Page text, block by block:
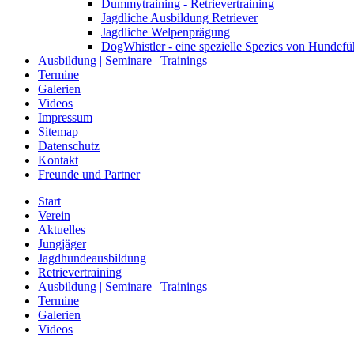
Dummytraining - Retrievertraining
Jagdliche Ausbildung Retriever
Jagdliche Welpenprägung
DogWhistler - eine spezielle Spezies von
Ausbildung | Seminare | Trainings
Termine
Galerien
Videos
Impressum
Sitemap
Datenschutz
Kontakt
Freunde und Partner
Start
Verein
Aktuelles
Jungjäger
Jagdhundeausbildung
Retrievertraining
Ausbildung | Seminare | Trainings
Termine
Galerien
Videos